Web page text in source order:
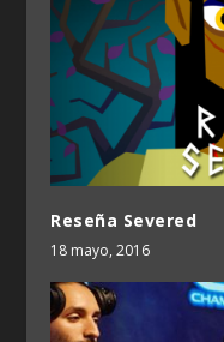
Reseña Severed
18 mayo, 2016